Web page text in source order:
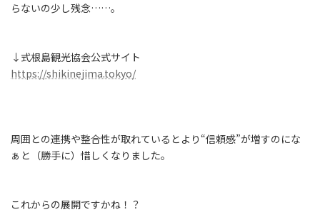
らないの少し残念……。
↓式根島観光協会公式サイト
https://shikinejima.tokyo/
周囲との連携や整合性が取れているとより“信頼感”が増すのにな
ぁと（勝手に）惜しくなりました。
これからの展開ですかね！？